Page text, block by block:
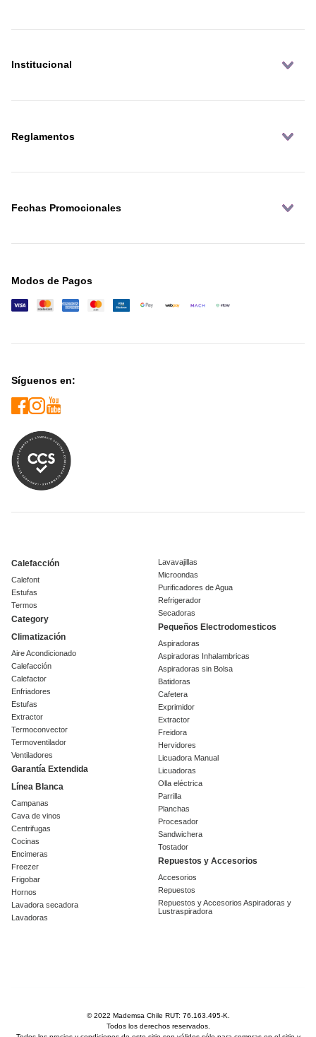
Institucional
Reglamentos
Fechas Promocionales
Modos de Pagos
Síguenos en:
Calefacción
Calefont
Estufas
Termos
Category
Climatización
Aire Acondicionado
Calefacción
Calefactor
Enfriadores
Estufas
Extractor
Termoconvector
Termoventilador
Ventiladores
Garantía Extendida
Línea Blanca
Campanas
Cava de vinos
Centrifugas
Cocinas
Encimeras
Freezer
Frigobar
Hornos
Lavadora secadora
Lavadoras
Lavavajillas
Microondas
Purificadores de Agua
Refrigerador
Secadoras
Pequeños Electrodomesticos
Aspiradoras
Aspiradoras Inhalambricas
Aspiradoras sin Bolsa
Batidoras
Cafetera
Exprimidor
Extractor
Freidora
Hervidores
Licuadora Manual
Licuadoras
Olla eléctrica
Parrilla
Planchas
Procesador
Sandwichera
Tostador
Repuestos y Accesorios
Accesorios
Repuestos
Repuestos y Accesorios Aspiradoras y
Lustraspiradora
© 2022 Mademsa Chile RUT: 76.163.495-K.
Todos los derechos reservados.